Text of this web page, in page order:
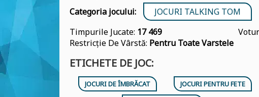
Categoria jocului:
JOCURI TALKING TOM
Timpurile Jucate: 17 469
Restricție De Vârstă: Pentru Toate Varstele
ETICHETE DE JOC:
JOCURI DE ÎMBRĂCAT JOCURI PENTRU FETE